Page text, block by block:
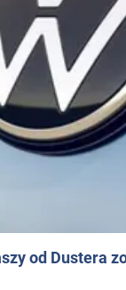
od Dustera